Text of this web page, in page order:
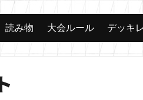
読み物 大会ルール デッキ